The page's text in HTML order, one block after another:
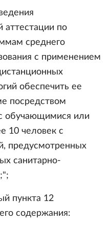
аттестации по
среднего
с применением
обеспечить ее
посредством
обучающимися или
10 человек с
предусмотренных
санитарно-
пункта 12
содержания: